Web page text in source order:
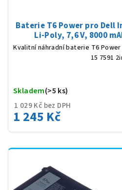
Baterie T6 Power pro Dell
Li-Poly, 7,6 V, 8000
Kvalitní náhradní baterie T6
15 7591
1 029 Kč bez DPH
1 245 Kč
Skladem(>5 ks)